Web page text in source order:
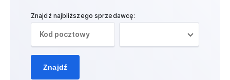
Znajdź najbliższego sprzedawcę:
Znajdź